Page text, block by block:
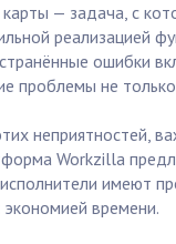
— задача, с
реализацией
ошибки
проблемы не
неприятностей,
Workzilla
имеют
времени.